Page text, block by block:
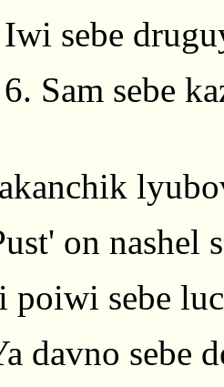
sebe
Sam sebe
on nashel
poiwi sebe
davno sebe